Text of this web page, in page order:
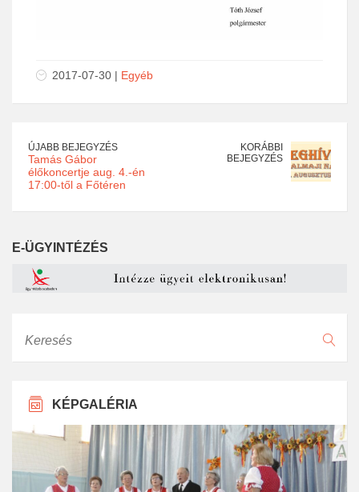
2017-07-30 | Egyéb
ÚJABB BEJEGYZÉS
Tamás Gábor
élőkoncertje aug. 4.-én
17:00-től a Főtéren
KORÁBBI
BEJEGYZÉS
E-ÜGYINTÉZÉS
KÉPGALÉRIA